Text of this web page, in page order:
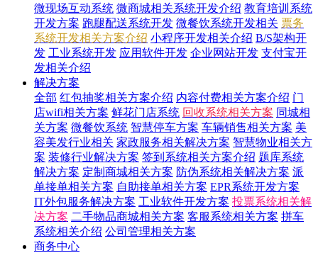
微现场互动系统 微商城相关系统开发介绍 教育培训系统
开发方案 跑腿配送系统开发 微餐饮系统开发相关 票务
系统开发相关方案介绍 小程序开发相关介绍 B/S架构开
发 工业系统开发 应用软件开发 企业网站开发 支付宝开
发相关介绍
解决方案
全部 红包抽奖相关方案介绍 内容付费相关方案介绍 门
店wifi相关方案 鲜花门店系统 回收系统相关方案 同城相
关方案 微餐饮系统 智慧停车方案 车辆销售相关方案 美
容美发行业相关 家政服务相关解决方案 智慧物业相关方
案 装修行业解决方案 签到系统相关方案介绍 题库系统
解决方案 定制商城相关方案 防伪系统相关解决方案 派
单接单相关方案 自助接单相关方案 EPR系统开发方案
IT外包服务解决方案 工业软件开发方案 投票系统相关解
决方案 二手物品商城相关方案 客服系统相关方案 拼车
系统相关介绍 公司管理相关方案
商务中心